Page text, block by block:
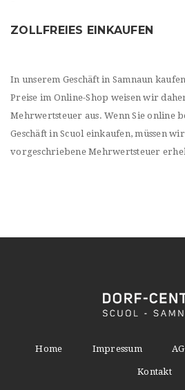
ZOLLFREIES EINKAUFEN
In unserem Geschäft in Samnaun
Preise im Online-Shop weisen wir
Mehrwertsteuer aus. Wenn Sie online
Geschäft in Scuol einkaufen, müssen
vorgeschriebene Mehrwertsteuer
Home Impressum
Kontakt